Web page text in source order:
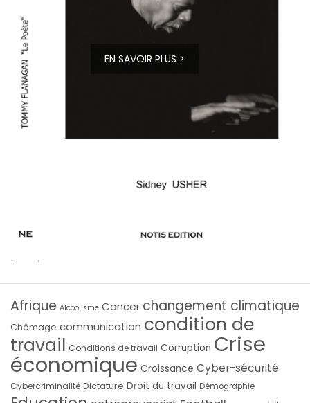
EN SAVOIR PLUS >
Afrique Alcoolisme Cancer changement climatique
Chômage communication condition de
travail Conditions de travail Corruption Crise
économique Croissance Cyber-sécurité
Cybercriminalité Dictature Droit du travail Démographie